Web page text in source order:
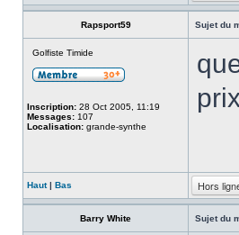
Rapsport59 Sujet du
Golfiste Timide
Inscription: 28 Oct 2005, 11:19
Messages: 107
Localisation: grande-synthe
Haut| Bas Hors
Barry White Sujet du